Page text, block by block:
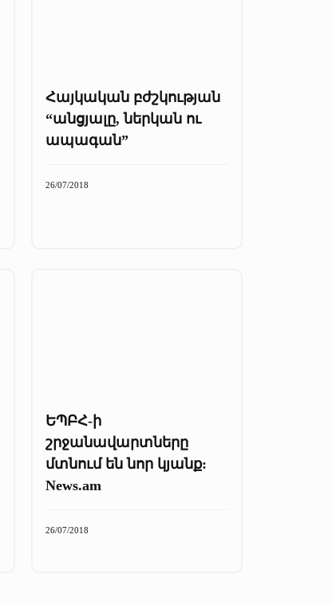
Հայկական բժշկության
“անցյալը, ներկան ու
ապագան”
26/07/2018
ԵՊԲՀ-ի
շրջանավարտները
մտնում են նոր կյանք:
News.am
26/07/2018